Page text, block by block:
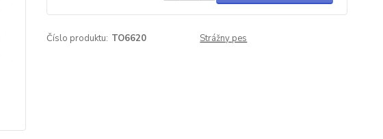
Číslo produktu: TO6620 Strážny pes